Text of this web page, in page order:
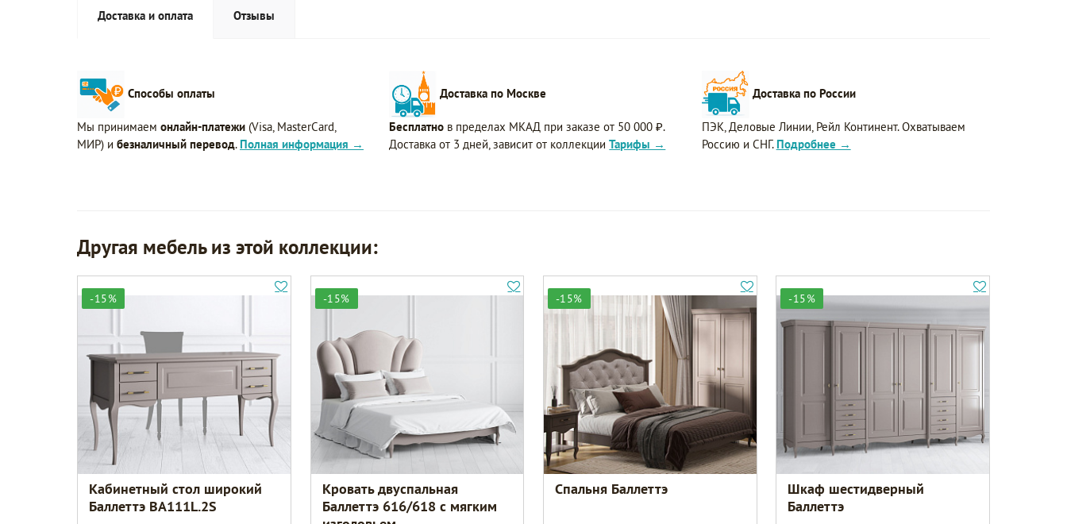
Доставка и оплата Отзывы
Способы оплаты
Мы принимаем онлайн-платежи (Visa, MasterCard,
МИР) и безналичный перевод. Полная информация →
Доставка по Москве
Бесплатно в пределах МКАД при заказе от 50 000 ₽.
Доставка от 3 дней, зависит от коллекцииТарифы →
Доставка по России
ПЭК, Деловые Линии, Рейл Континент. Охватываем
Россию и СНГ. Подробнее →
Другая мебель из этой коллекции:
-15%
Кабинетный стол широкий
Баллеттэ BA111L.2S
-15%
Кровать двуспальная
Баллеттэ 616/618 с мягким
-15%
Спальня Баллеттэ
-15%
Шкаф шестидверный
Баллеттэ